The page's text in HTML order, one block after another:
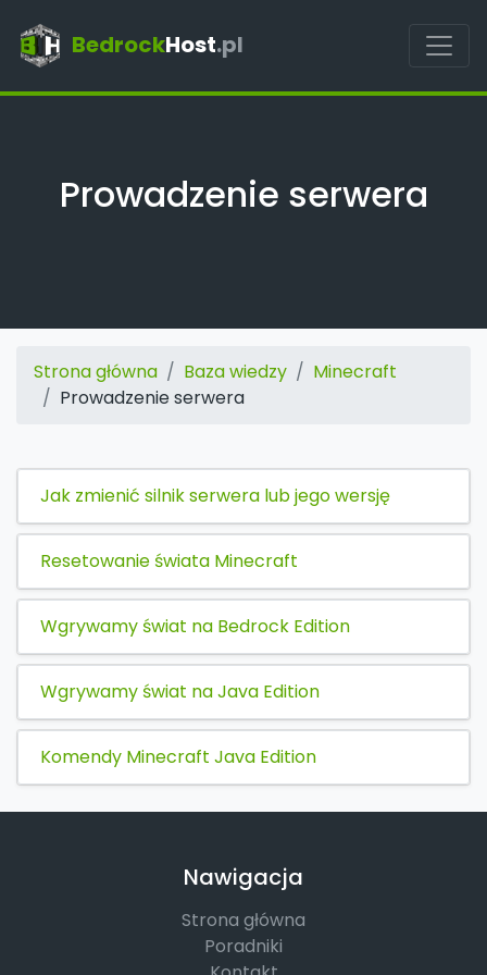
BedrockHost.pl
Prowadzenie serwera
Strona główna Baza wiedzy
Minecraft
Prowadzenie serwera
Jak zmienić silnik serwera lub jego wersję
Resetowanie świata Minecraft
Wgrywamy świat na Bedrock Edition
Wgrywamy świat na Java Edition
Komendy Minecraft Java Edition
Nawigacja
Strona główna
Poradniki